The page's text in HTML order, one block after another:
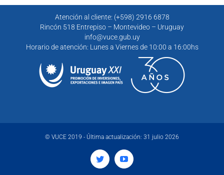
Atención al cliente: (+598) 2916 6878
Rincón 518 Entrepiso – Montevideo – Uruguay
info@vuce.gub.uy
Horario de atención: Lunes a Viernes de 10:00 a 16:00hs
© VUCE 2019 - Última actualización: 31 julio 2026
TwitterYouTube